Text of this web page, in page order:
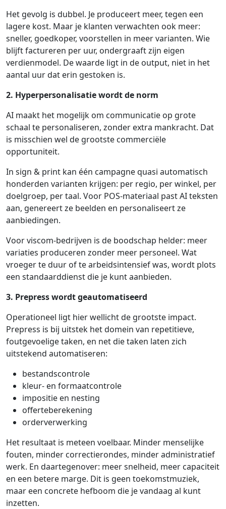
Het gevolg is dubbel. Je produceert meer, tegen een
lagere kost. Maar je klanten verwachten ook meer:
sneller, goedkoper, voorstellen in meer varianten. Wie
blijft factureren per uur, ondergraaft zijn eigen
verdienmodel. De waarde ligt in de output, niet in het
aantal uur dat erin gestoken is.
2. Hyperpersonalisatie wordt de norm
AI maakt het mogelijk om communicatie op grote
schaal te personaliseren, zonder extra mankracht. Dat
is misschien wel de grootste commerciële
opportuniteit.
In sign & print kan één campagne quasi automatisch
honderden varianten krijgen: per regio, per winkel, per
doelgroep, per taal. Voor POS-materiaal past AI teksten
aan, genereert ze beelden en personaliseert ze
aanbiedingen.
Voor viscom-bedrijven is de boodschap helder: meer
variaties produceren zonder meer personeel. Wat
vroeger te duur of te arbeidsintensief was, wordt plots
een standaarddienst die je kunt aanbieden.
3. Prepress wordt geautomatiseerd
Operationeel ligt hier wellicht de grootste impact.
Prepress is bij uitstek het domein van repetitieve,
foutgevoelige taken, en net die taken laten zich
uitstekend automatiseren:
bestandscontrole
kleur- en formaatcontrole
impositie en nesting
offerteberekening
orderverwerking
Het resultaat is meteen voelbaar. Minder menselijke
fouten, minder correctierondes, minder administratief
werk. En daartegenover: meer snelheid, meer capaciteit
en een betere marge. Dit is geen toekomstmuziek,
maar een concrete hefboom die je vandaag al kunt
inzetten.